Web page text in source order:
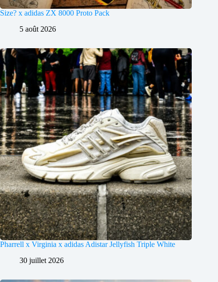
Size? x adidas ZX 8000 Proto Pack
5 août 2026
Pharrell x Virginia x adidas Adistar Jellyfish Triple White
30 juillet 2026